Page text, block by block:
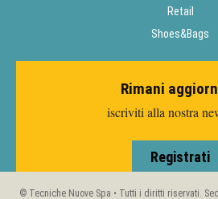
Retail
Shoes&Bags
Rimani
iscriviti alla nostra
Registrati
© Tecniche Nuove Spa • Tutti i diritti riservati.